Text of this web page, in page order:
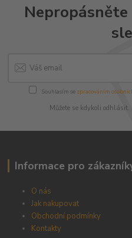
Nepropásněte
Souhlasím se zpracováním
Můžete se kdykoli
Informace pro
O nás
Jak nakupovat
Obchodní podmínky
Kontakty